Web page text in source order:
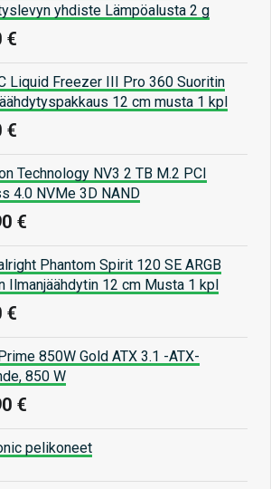
yhdiste Lämpöalusta 2 g
€
Liquid Freezer III Pro 360 Suoritin
12 cm musta 1 kpl
€
Technology NV3 2 TB M.2 PCI
4.0 NVMe 3D NAND
€
Phantom Spirit 120 SE ARGB
Ilmanjäähdytin 12 cm Musta 1 kpl
€
850W Gold ATX 3.1 -ATX-
850 W
€
pelikoneet